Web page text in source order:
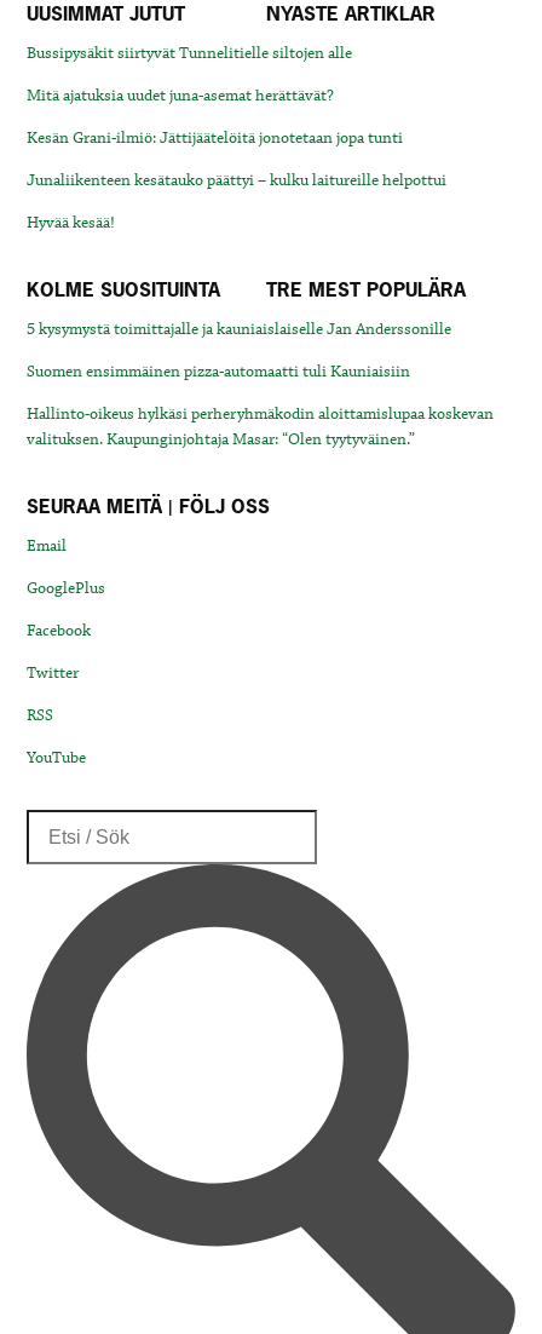
UUSIMMAT JUTUT NYASTE ARTIKLAR
Bussipysäkit siirtyvät Tunnelitielle siltojen alle
Mitä ajatuksia uudet juna-asemat herättävät?
Kesän Grani-ilmiö: Jättijäätelöitä jonotetaan jopa tunti
Junaliikenteen kesätauko päättyi – kulku laitureille helpottui
Hyvää kesää!
KOLME SUOSITUINTA TRE MEST POPULÄRA
5 kysymystä toimittajalle ja kauniaislaiselle Jan Anderssonille
Suomen ensimmäinen pizza-automaatti tuli Kauniaisiin
Hallinto-oikeus hylkäsi perheryhmäkodin aloittamislupaa koskevan
valituksen. Kaupunginjohtaja Masar: “Olen tyytyväinen.”
SEURAA MEITÄ | FÖLJ OSS
Email
GooglePlus
Facebook
Twitter
RSS
YouTube